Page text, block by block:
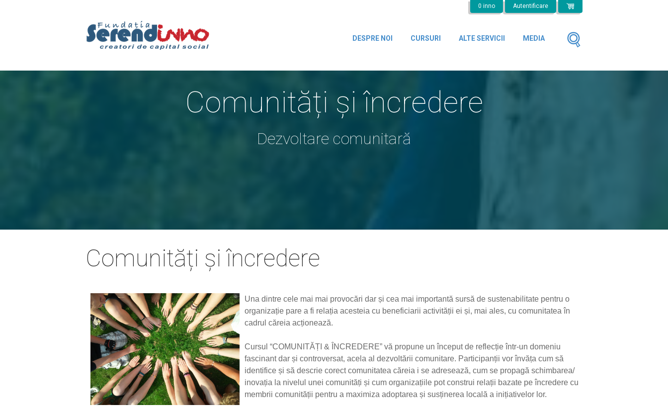
0 inno Autentificare
DESPRE NOI CURSURI ALTE SERVICII MEDIA
Comunități și încredere
Dezvoltare comunitară
Comunități și încredere
Una dintre cele mai mai provocări dar și cea mai importantă sursă de sustenabilitate pentru o
organizație pare a fi relația acesteia cu beneficiarii activității ei și, mai ales, cu comunitatea în
cadrul căreia acționează.
Cursul “COMUNITĂȚI & ÎNCREDERE” vă propune un început de reflecție într-un domeniu
fascinant dar și controversat, acela al dezvoltării comunitare. Participanții vor învăța cum să
identifice și să descrie corect comunitatea căreia i se adresează, cum se propagă schimbarea/
inovația la nivelul unei comunități și cum organizațiile pot construi relații bazate pe încredere cu
membrii comunității pentru a maximiza adoptarea și susținerea locală a inițiativelor lor.